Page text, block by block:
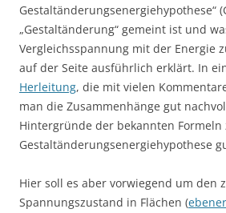
Gestaltänderungsenergiehypothese“
„Gestaltänderung“ gemeint ist und
Vergleichsspannung mit der Energie
auf der Seite ausführlich erklärt. In
Herleitung, die mit vielen
man die Zusammenhänge gut
Hintergründe der bekannten Formeln
Gestaltänderungsenergiehypothese
Hier soll es aber vorwiegend um den
Spannungszustand in Flächen (